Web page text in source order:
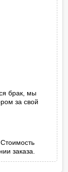
брак, мы
за свой
заказа.